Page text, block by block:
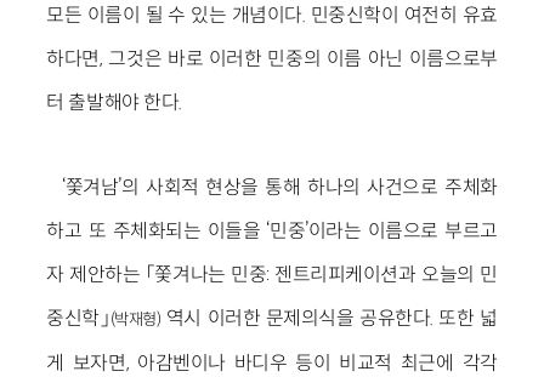
모든 이름이 될 수 있는 개념이다. 민중신학이 여전히 유효
하다면, 그것은 바로 이러한 민중의 이름 아닌 이름으로부
터 출발해야 한다.
‘쫓겨남’의 사회적 현상을 통해 하나의 사건으로 주체화
하고 또 주체화되는 이들을 ‘민중’이라는 이름으로 부르고
자 제안하는 「쫓겨나는 민중: 젠트리피케이션과 오늘의 민
중신학」(박재형) 역시 이러한 문제의식을 공유한다. 또한 넓
게 보자면, 아감벤이나 바디우 등이 비교적 최근에 각각